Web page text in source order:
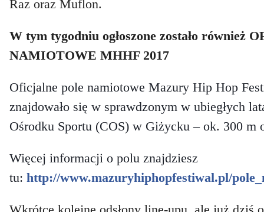
Raz oraz Muflon.
W tym tygodniu ogłoszone zostało również
NAMIOTOWE MHHF 2017
Oficjalne pole namiotowe Mazury Hip Hop
znajdowało się w sprawdzonym w ubiegłych
Ośrodku Sportu (COS) w Giżycku – ok. 300 m
Więcej informacji o polu znajdziesz
tu: http://www.mazuryhiphopfestiwal.pl/